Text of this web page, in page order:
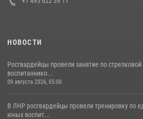
НОВОСТИ
Росгвардейцы провели занятие по
воспитаннико...
09 августа 2026, 05:00
В ЛНР росгвардейцы провели тренировку по
юных воспит...